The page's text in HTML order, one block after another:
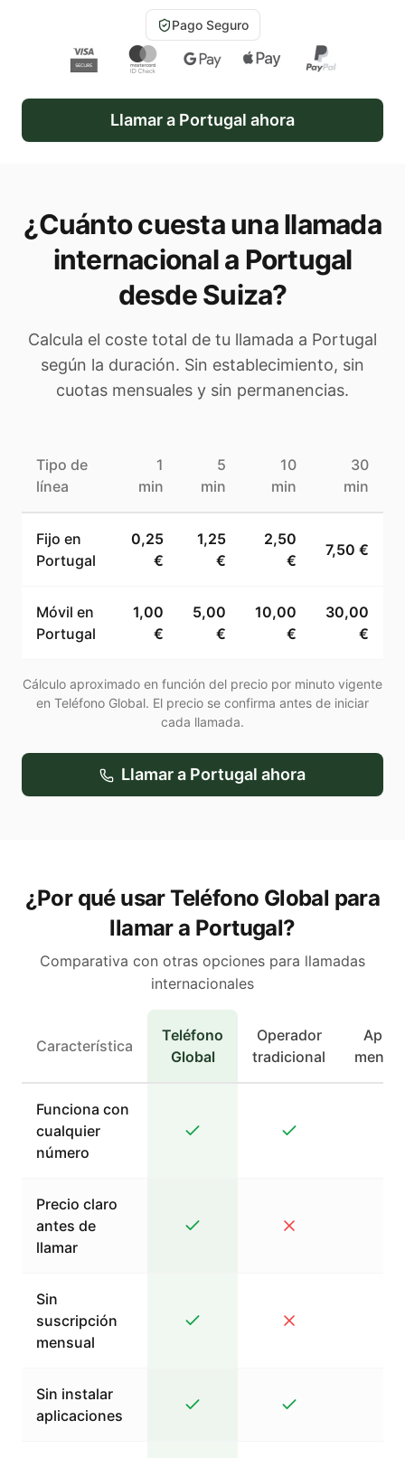
Pago Seguro
Llamar a Portugal ahora
¿Cuánto cuesta una llamada
internacional a Portugal
desde Suiza?
Calcula el coste total de tu llamada a Portugal
según la duración. Sin establecimiento, sin
cuotas mensuales y sin permanencias.
Tipo de
línea
1
min
5
min
10
min
30
min
Fijo en
Portugal
0,25
€
1,25
€
2,50
€
7,50 €
Móvil en
Portugal
1,00
€
5,00
€
10,00
€
30,00
€
Cálculo aproximado en función del precio por minuto vigente
en Teléfono Global. El precio se confirma antes de iniciar
cada llamada.
Llamar a Portugal ahora
¿Por qué usar Teléfono Global para
llamar a Portugal?
Comparativa con otras opciones para llamadas
internacionales
Característica
Teléfono
Global
Operador
tradicional
Apps
Funciona con
cualquier
número
Precio claro
antes de
llamar
Sin
suscripción
mensual
Sin instalar
aplicaciones